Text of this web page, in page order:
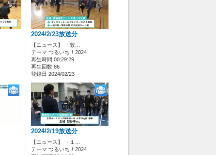
2024/2/23放送分
【ニュース】 ・敦…
テーマ つるいち！2024
再生時間 00:29:29
再生回数 86
登録日 2024/02/23
2024/2/19放送分
【ニュース】 ・１…
テーマ つるいち！2024